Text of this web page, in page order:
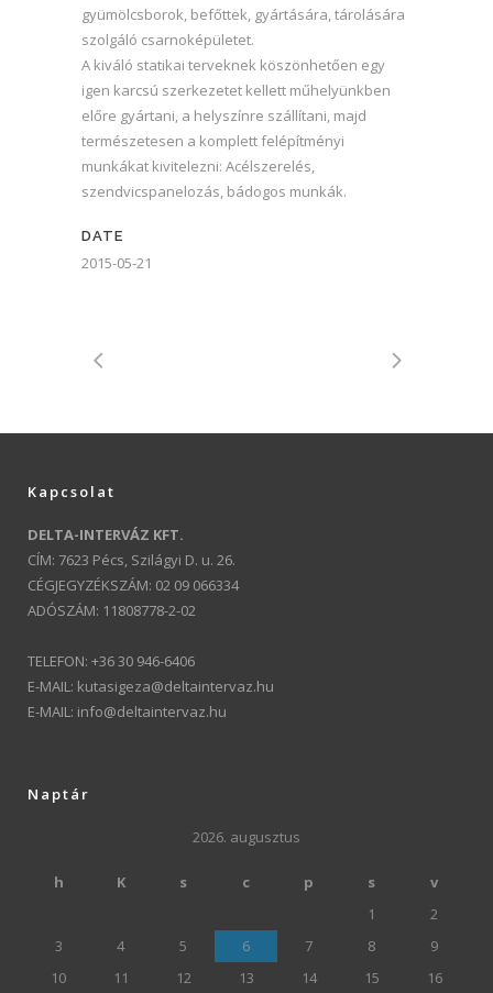
gyümölcsborok, befőttek, gyártására, tárolására
szolgáló csarnoképületet.
A kiváló statikai terveknek köszönhetően egy
igen karcsú szerkezetet kellett műhelyünkben
előre gyártani, a helyszínre szállítani, majd
természetesen a komplett felépítményi
munkákat kivitelezni: Acélszerelés,
szendvicspanelozás, bádogos munkák.
DATE
2015-05-21
Kapcsolat
DELTA-INTERVÁZ KFT.
CÍM: 7623 Pécs, Szilágyi D. u. 26.
CÉGJEGYZÉKSZÁM: 02 09 066334
ADÓSZÁM: 11808778-2-02
TELEFON: +36 30 946-6406
E-MAIL: kutasigeza@deltaintervaz.hu
E-MAIL: info@deltaintervaz.hu
Naptár
2026. augusztus
h K s c p s
v
1
2
3
4 5 6 7 8
9
10
11 12 13 14 15 16